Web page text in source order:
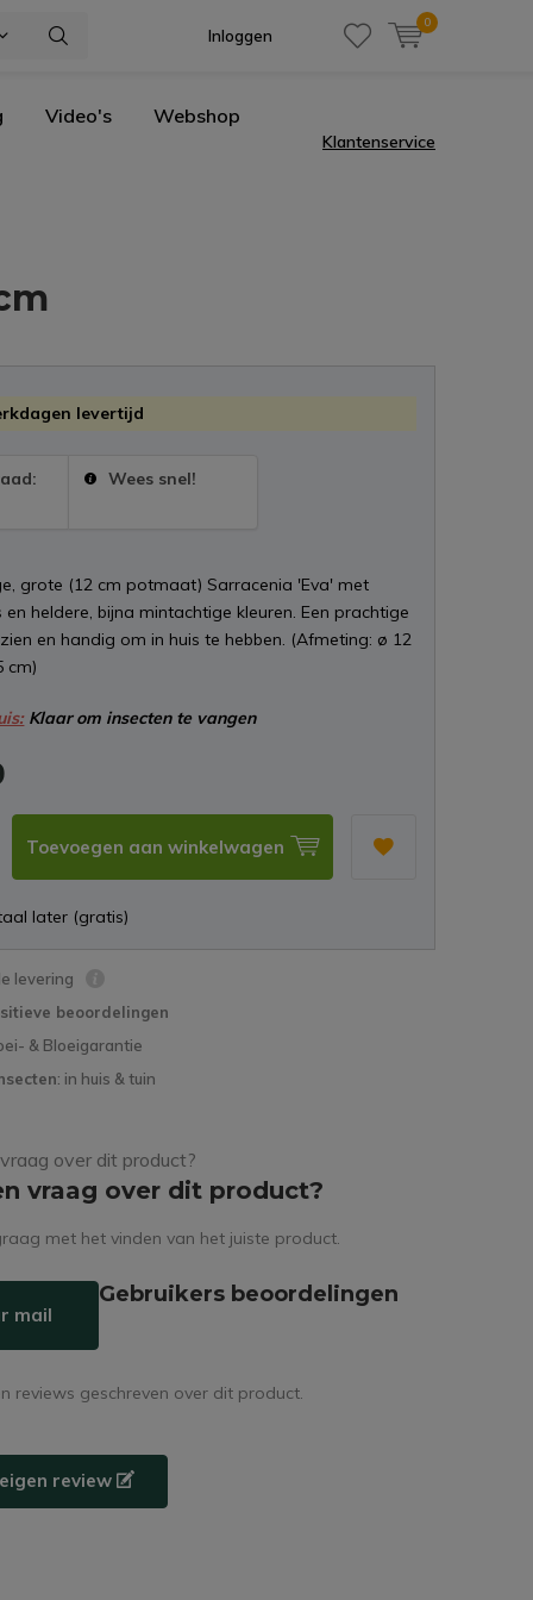
Inloggen
0
Video's Webshop
Klantenservice
levertijd
Wees snel!
grote (12 cm potmaat) Sarracenia 'Eva' met
en heldere, bijna mintachtige kleuren. Een prachtige
en handig om in huis te hebben. (Afmeting: ø 12
cm)
Klaar om insecten te vangen
Toevoegen aan winkelwagen
later (gratis)
levering
beoordelingen
& Bloeigarantie
: in huis & tuin
vraag over dit product?
met het vinden van het juiste product.
mail
Gebruikers beoordelingen
reviews geschreven over dit product.
review